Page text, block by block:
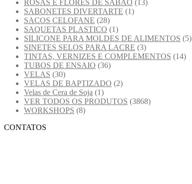
ROSAS E FLORES DE SABÃO (13)
SABONETES DIVERTARTE (1)
SACOS CELOFANE (28)
SAQUETAS PLASTICO (1)
SILICONE PARA MOLDES DE ALIMENTOS (5)
SINETES SELOS PARA LACRE (3)
TINTAS, VERNIZES E COMPLEMENTOS (14)
TUBOS DE ENSAIO (36)
VELAS (30)
VELAS DE BAPTIZADO (2)
Velas de Cera de Soja (1)
VER TODOS OS PRODUTOS (3868)
WORKSHOPS (8)
CONTATOS